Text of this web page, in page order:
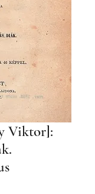
Viktor]: